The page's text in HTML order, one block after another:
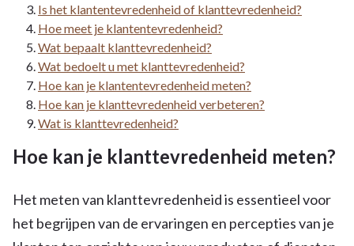
Is het klantentevredenheid of klanttevredenheid?
Hoe meet je klantentevredenheid?
Wat bepaalt klanttevredenheid?
Wat bedoelt u met klanttevredenheid?
Hoe kan je klantentevredenheid meten?
Hoe kan je klanttevredenheid verbeteren?
Wat is klanttevredenheid?
Hoe kan je klanttevredenheid meten?
Het meten van klanttevredenheid is essentieel voor
het begrijpen van de ervaringen en percepties van je